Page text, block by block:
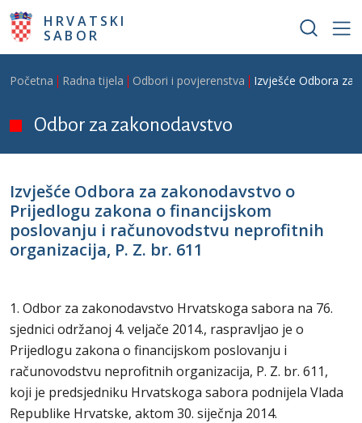
Skoči na glavni sadržaj
HRVATSKI
SABOR
Breadcrumb
Početna Radna tijela Odbori i povjerenstva Izvješće Odbora za
Odbor za zakonodavstvo
Izvješće Odbora za zakonodavstvo o
Prijedlogu zakona o financijskom
poslovanju i računovodstvu neprofitnih
organizacija, P. Z. br. 611
1. Odbor za zakonodavstvo Hrvatskoga sabora na 76.
sjednici održanoj 4. veljače 2014., raspravljao je o
Prijedlogu zakona o financijskom poslovanju i
računovodstvu neprofitnih organizacija, P. Z. br. 611,
koji je predsjedniku Hrvatskoga sabora podnijela Vlada
Republike Hrvatske, aktom 30. siječnja 2014.